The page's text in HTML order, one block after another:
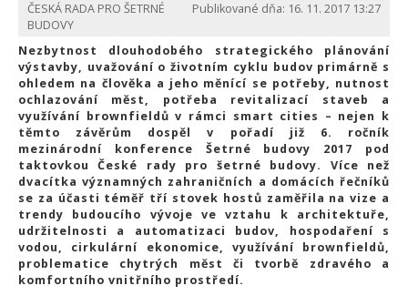
Publikované dňa: 16. 11. 2017 13:27
ČESKÁ RADA PRO ŠETRNÉ
BUDOVY
Nezbytnost dlouhodobého strategického plánování
výstavby, uvažování o životním cyklu budov primárně s
ohledem na člověka a jeho měnící se potřeby, nutnost
ochlazování měst, potřeba revitalizací staveb a
využívání brownfieldů v rámci smart cities – nejen k
těmto závěrům dospěl v pořadí již 6. ročník
mezinárodní konference Šetrné budovy 2017 pod
taktovkou České rady pro šetrné budovy. Více než
dvacítka významných zahraničních a domácích řečníků
se za účasti téměř tří stovek hostů zaměřila na vize a
trendy budoucího vývoje ve vztahu k architektuře,
udržitelnosti a automatizaci budov, hospodaření s
vodou, cirkulární ekonomice, využívání brownfieldů,
problematice chytrých měst či tvorbě zdravého a
komfortního vnitřního prostředí.